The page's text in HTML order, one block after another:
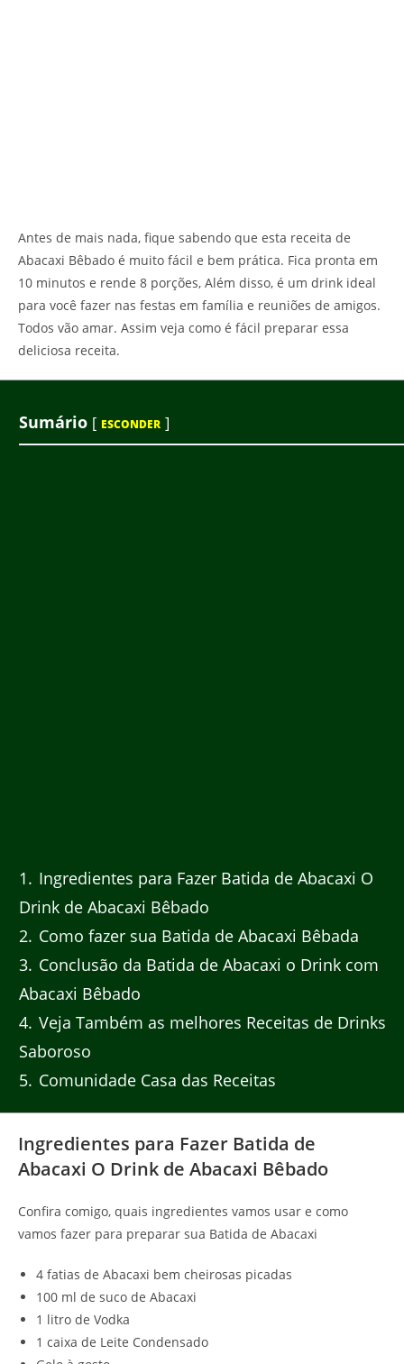
Antes de mais nada, fique sabendo que esta receita de
Abacaxi Bêbado é muito fácil e bem prática. Fica pronta em
10 minutos e rende 8 porções, Além disso, é um drink ideal
para você fazer nas festas em família e reuniões de amigos.
Todos vão amar. Assim veja como é fácil preparar essa
deliciosa receita.
Sumário [ ESCONDER ]
1
Ingredientes para Fazer Batida de Abacaxi O
Drink de Abacaxi Bêbado
2 Como fazer sua Batida de Abacaxi Bêbada
3 Conclusão da Batida de Abacaxi o Drink com
Abacaxi Bêbado
4 Veja Também as melhores Receitas de Drinks
Saboroso
5 Comunidade Casa das Receitas
Ingredientes para Fazer Batida de
Abacaxi O Drink de Abacaxi Bêbado
Confira comigo, quais ingredientes vamos usar e como
vamos fazer para preparar sua Batida de Abacaxi
4 fatias de Abacaxi bem cheirosas picadas
100 ml de suco de Abacaxi
1 litro de Vodka
1 caixa de Leite Condensado